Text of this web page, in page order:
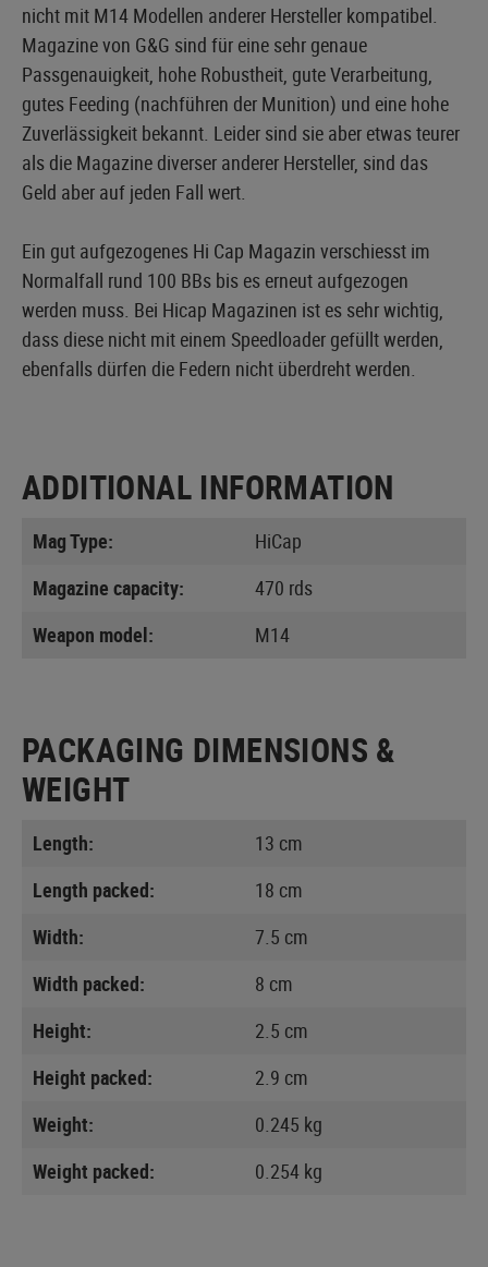
nicht mit M14 Modellen anderer Hersteller kompatibel.
Magazine von G&G sind für eine sehr genaue
Passgenauigkeit, hohe Robustheit, gute Verarbeitung,
gutes Feeding (nachführen der Munition) und eine hohe
Zuverlässigkeit bekannt. Leider sind sie aber etwas teurer
als die Magazine diverser anderer Hersteller, sind das
Geld aber auf jeden Fall wert.
Ein gut aufgezogenes Hi Cap Magazin verschiesst im
Normalfall rund 100 BBs bis es erneut aufgezogen
werden muss. Bei Hicap Magazinen ist es sehr wichtig,
dass diese nicht mit einem Speedloader gefüllt werden,
ebenfalls dürfen die Federn nicht überdreht werden.
ADDITIONAL INFORMATION
Mag Type:
HiCap
Magazine capacity:
470 rds
Weapon model:
M14
PACKAGING DIMENSIONS &
WEIGHT
Length:
13 cm
Length packed:
18 cm
Width:
7.5 cm
Width packed:
8 cm
Height:
2.5 cm
Height packed:
2.9 cm
Weight:
0.245 kg
Weight packed:
0.254 kg